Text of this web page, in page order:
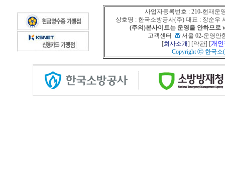
사업자등록번호 : 210-현재운
상호명 : 한국소방공사(주) 대표 : 장순우
(주의)본사이트는 운영을 안하므로
고객센터
서울 02-운영안
[회사소개] [약관] [개
Copyright ⓒ 한국소